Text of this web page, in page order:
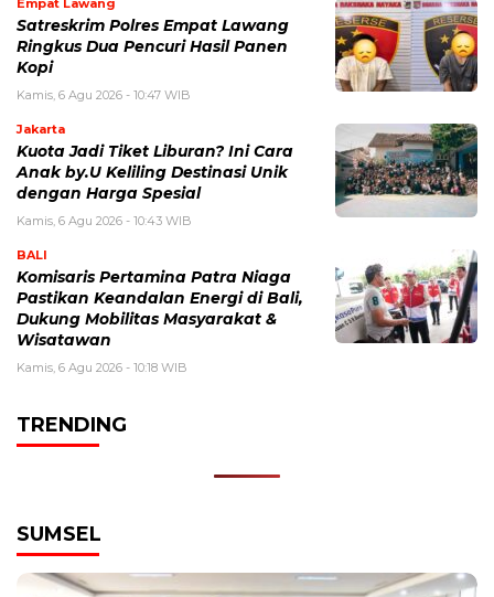
Empat Lawang
Satreskrim Polres Empat Lawang
Ringkus Dua Pencuri Hasil Panen
Kopi
Kamis, 6 Agu 2026 - 10:47 WIB
Jakarta
Kuota Jadi Tiket Liburan? Ini Cara
Anak by.U Keliling Destinasi Unik
dengan Harga Spesial
Kamis, 6 Agu 2026 - 10:43 WIB
BALI
Komisaris Pertamina Patra Niaga
Pastikan Keandalan Energi di Bali,
Dukung Mobilitas Masyarakat &
Wisatawan
Kamis, 6 Agu 2026 - 10:18 WIB
TRENDING
SUMSEL